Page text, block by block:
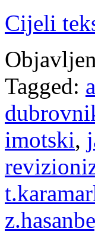
Cijeli
Tagged:
imotski,